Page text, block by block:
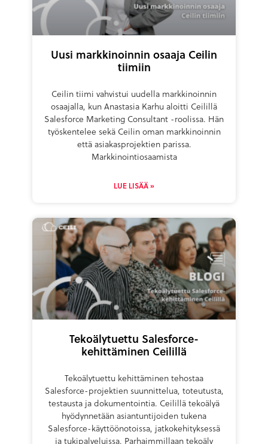
Uusi markkinoinnin osaaja Ceilin
tiimiin
Ceilin tiimi vahvistui uudella markkinoinnin
osaajalla, kun Anastasia Karhu aloitti Ceilillä
Salesforce Marketing Consultant -roolissa. Hän
työskentelee sekä Ceilin oman markkinoinnin
että asiakasprojektien parissa.
Markkinointiosaamista
LUE LISÄÄ »
Tekoälytuettu Salesforce-
kehittäminen Ceilillä
Tekoälytuettu kehittäminen tehostaa
Salesforce-projektien suunnittelua, toteutusta,
testausta ja dokumentointia. Ceilillä tekoälyä
hyödynnetään asiantuntijoiden tukena
Salesforce-käyttöönotoissa, jatkokehityksessä
ja tukipalveluissa. Parhaimmillaan tekoäly